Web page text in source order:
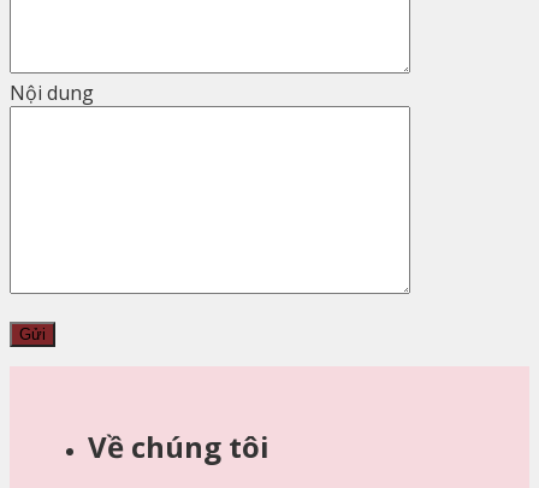
Nội dung
Về chúng tôi